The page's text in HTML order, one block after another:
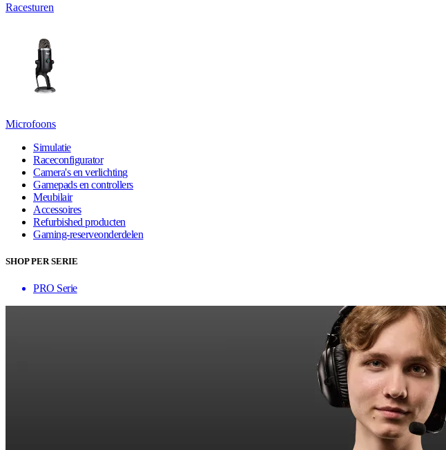
Racesturen
Microfoons
Simulatie
Raceconfigurator
Camera's en verlichting
Gamepads en controllers
Meubilair
Accessoires
Refurbished producten
Gaming-reserveonderdelen
SHOP PER SERIE
PRO Serie